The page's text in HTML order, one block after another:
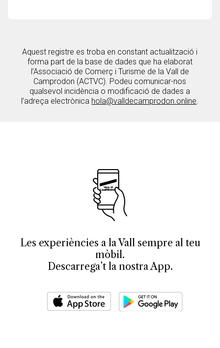
Aquest registre es troba en constant actualització i
forma part de la base de dades que ha elaborat
l’Associació de Comerç i Turisme de la Vall de
Camprodon (ACTVC). Podeu comunicar-nos
qualsevol incidència o modificació de dades a
l’adreça electrònica hola@valldecamprodon.online
Les experiències a la Vall sempre al teu
mòbil.
Descarrega’t la nostra App.